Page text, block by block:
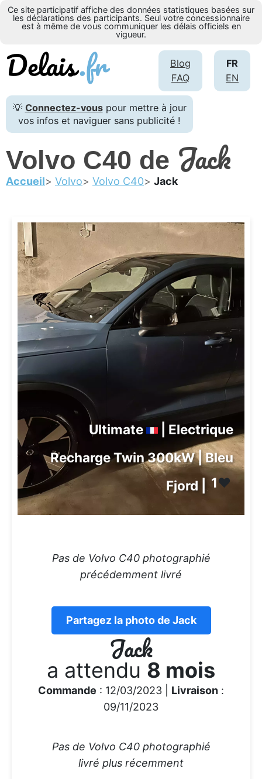
Ce site participatif affiche des données statistiques basées sur
les déclarations des participants. Seul votre concessionnaire
est à même de vous communiquer les délais officiels en
vigueur.
FR
EN
Blog
FAQ
💡 Connectez-vouspour mettre à jour
vos infos et naviguer sans publicité !
Volvo C40 de Jack
Accueil Volvo Volvo C40 Jack
Ultimate
| Electrique
Recharge Twin 300kW | Bleu
Fjord |
1❤️
Pas de Volvo C40 photographié
précédemment livré
Partagez la photo de Jack
Jack
a attendu 8 mois
Commande : 12/03/2023 | Livraison :
09/11/2023
Pas de Volvo C40 photographié
livré plus récemment